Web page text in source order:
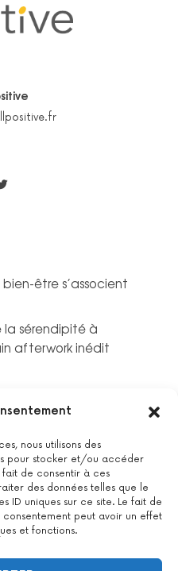
nous utilisons des
pour stocker et/ou accéder
fait de consentir à ces
des données telles que le
ID uniques sur ce site. Le fait de
peut avoir un effet
et fonctions.
être s’associent
la sérendipité à
afterwork inédit
au titre de la catégorie
Voir le certificat